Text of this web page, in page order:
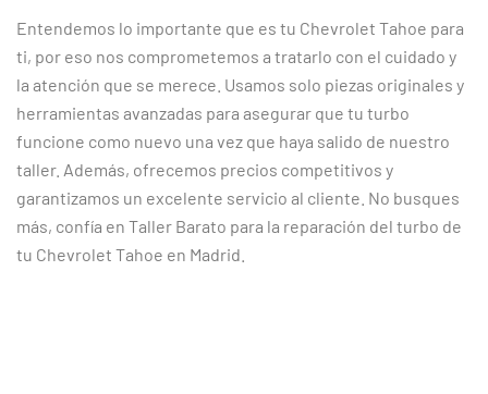
Entendemos lo importante que es tu Chevrolet Tahoe para
ti, por eso nos comprometemos a tratarlo con el cuidado y
la atención que se merece. Usamos solo piezas originales y
herramientas avanzadas para asegurar que tu turbo
funcione como nuevo una vez que haya salido de nuestro
taller. Además, ofrecemos precios competitivos y
garantizamos un excelente servicio al cliente. No busques
más, confía en Taller Barato para la reparación del turbo de
tu Chevrolet Tahoe en Madrid.